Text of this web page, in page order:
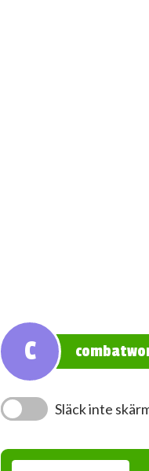
C
Släck inte